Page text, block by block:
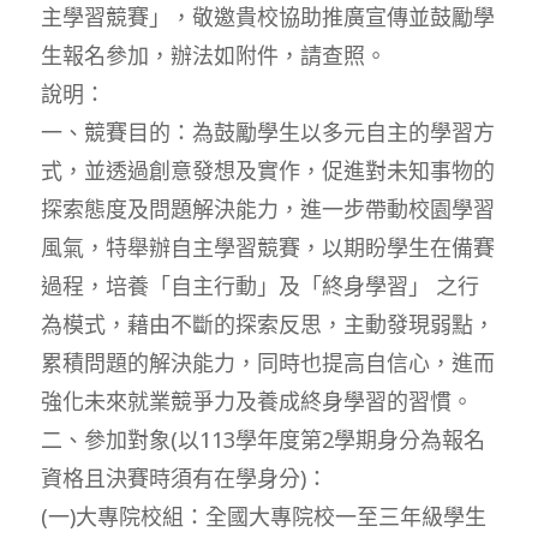
主學習競賽」，敬邀貴校協助推廣宣傳並鼓勵學
生報名參加，辦法如附件，請查照。
說明：
一、競賽目的：為鼓勵學生以多元自主的學習方
式，並透過創意發想及實作，促進對未知事物的
探索態度及問題解決能力，進一步帶動校園學習
風氣，特舉辦自主學習競賽，以期盼學生在備賽
過程，培養「自主行動」及「終身學習」 之行
為模式，藉由不斷的探索反思，主動發現弱點，
累積問題的解決能力，同時也提高自信心，進而
強化未來就業競爭力及養成終身學習的習慣。
二、參加對象(以113學年度第2學期身分為報名
資格且決賽時須有在學身分)：
(一)大專院校組：全國大專院校一至三年級學生